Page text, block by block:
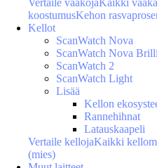
Vertaile vaakojaKaikki
koostumusKehon
Kellot
ScanWatch Nova
ScanWatch Nova
ScanWatch 2
ScanWatch Light
Lisää
Kellon
Rannehihnat
Latauskaapeli
Vertaile kellojaKaikki
(mies)